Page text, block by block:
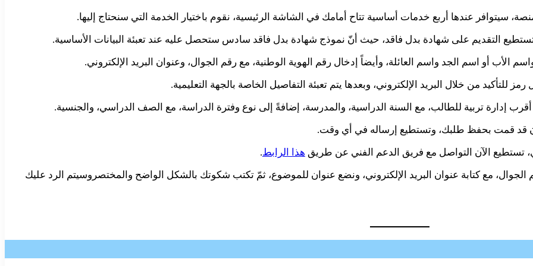
سيتوافر عندها أربع خدمات أساسية تتاح أمامك في الشاشة الرئيسية، نقوم باختيار الخدمة التي سنحتاج إليها.
التقديم على شهادة بدل فاقد، حيث أنّ نموذج شهادة بدل فاقد سادس ستحصل عليه عند تعبئة البيانات الأساسية.
أو اسم الجد واسم العائلة، وأيضاً إدخال رقم الهوية الوطنية، مع رقم الجوال، وعنوان البريد الإلكتروني.
للتأكيد من خلال البريد الإلكتروني، وبعدها يتم تعبئة التفاصيل الخاصة بالجهة التعليمية.
إدارة تربية للطالب، مع السنة الدراسية، والمدرسة، إضافةً إلى نوع وفترة الدراسة، مع الصف الدراسي، والجنسية.
قد قمت بحفظ طلبك، وتستطيع إرساله في أي وقت.
تستطيع الآن التواصل مع فريق الدعم الفني عن طريق هذا الرابط.
مع كتابة عنوان البريد الإلكتروني، ونضع عنوان للموضوع، ثمّ تكتب شكوتك بالشكل الواضح والمختصروسيتم الرد عليك